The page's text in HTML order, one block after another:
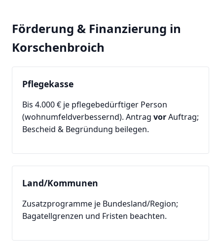
Förderung & Finanzierung in
Korschenbroich
Pflegekasse
Bis 4.000 € je pflegebedürftiger Person
(wohnumfeldverbessernd). Antrag vorAuftrag;
Bescheid & Begründung beilegen.
Land/Kommunen
Zusatzprogramme je Bundesland/Region;
Bagatellgrenzen und Fristen beachten.